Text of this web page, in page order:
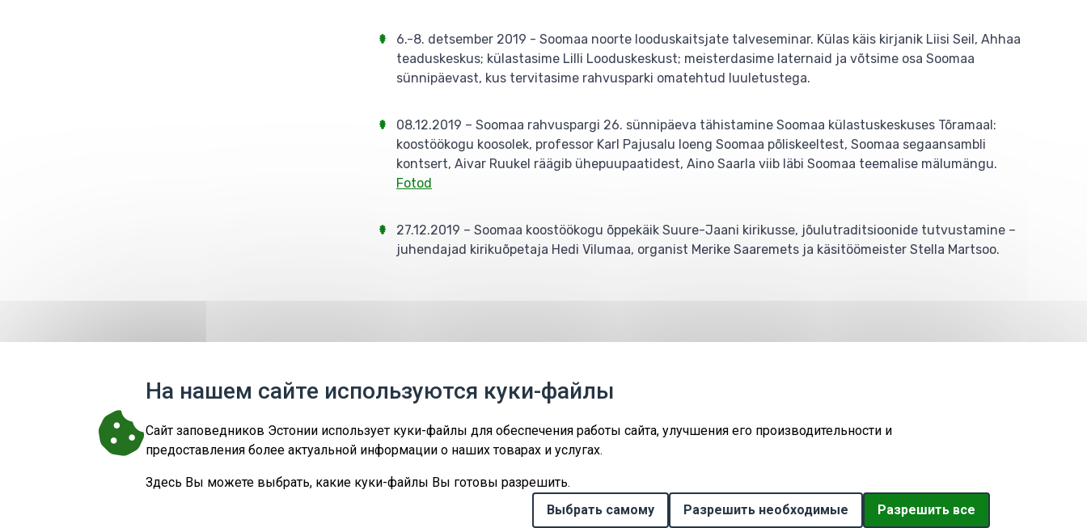
6.-8. detsember 2019 - Soomaa noorte looduskaitsjate talveseminar. Külas käis kirjanik Liisi Seil, Ahhaa
teaduskeskus; külastasime Lilli Looduskeskust; meisterdasime laternaid ja võtsime osa Soomaa
sünnipäevast, kus tervitasime rahvusparki omatehtud luuletustega.
08.12.2019 – Soomaa rahvuspargi 26. sünnipäeva tähistamine Soomaa külastuskeskuses Tõramaal:
koostöökogu koosolek, professor Karl Pajusalu loeng Soomaa põliskeeltest, Soomaa segaansambli
kontsert, Aivar Ruukel räägib ühepuupaatidest, Aino Saarla viib läbi Soomaa teemalise mälumängu.
Fotod
27.12.2019 – Soomaa koostöökogu õppekäik Suure-Jaani kirikusse, jõulutraditsioonide tutvustamine –
juhendajad kirikuõpetaja Hedi Vilumaa, organist Merike Saaremets ja käsitöömeister Stella Martsoo.
Co-funded by the European Union.
The European Union and the granting authority cannot be
held responsible for any use which may be made of the
information contained therein.
На нашем сайте используются куки-файлы
Cайт заповедников Эстонии использует куки-файлы для обеспечения работы сайта, улучшения его производительности и
предоставления более актуальной информации о наших товарах и услугах.
Здесь Вы можете выбрать, какие куки-файлы Вы готовы разрешить.
Withdraw consent
Выбрать самому Разрешить необходимые Paзрешить все